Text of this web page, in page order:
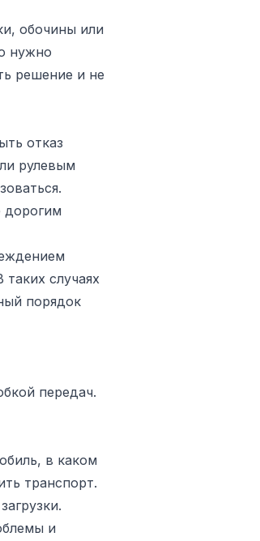
обочины или
нужно
решение и не
отказ
рулевым
дорогим
случаях
порядок
передач.
в каком
транспорт.
и